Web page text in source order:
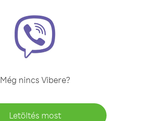
Még nincs Vibere?
Letöltés most